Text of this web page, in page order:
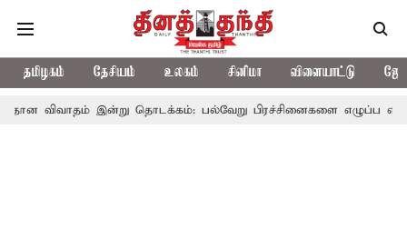
தமிழகம் தேசியம் உலகம் சினிமா விளையாட்டு
இன்று தொடக்கம்: பல்வேறு பிரச்சினைகளை எழுப்ப எதிர்க்கட்சிகள்